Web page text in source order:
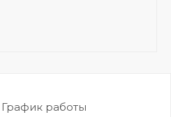
График работы